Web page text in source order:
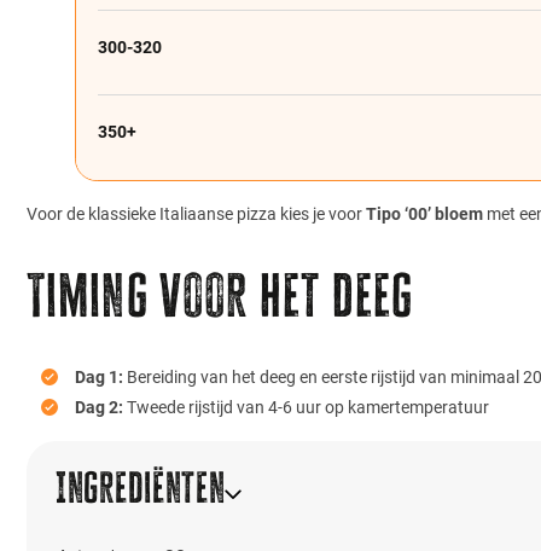
300-320
350+
Voor de klassieke Italiaanse pizza kies je voorTipo ‘00’ bloemmet
Timing voor het deeg
Dag 1: Bereiding van het deeg en eerste rijstijd van minimaal
Dag 2: Tweede rijstijd van 4-6 uur op kamertemperatuur
Ingrediënten